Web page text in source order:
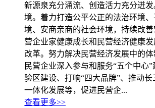
新源泉充分涌流、创造活力充分迸
境。着力打造公平公正的法治环境
境、安商亲商的社会环境，持续改
营企业家健康成长和民营经济健康
改革。努力解决民营经济发展中的
民营企业深入参与和服务“五个中心
验区建设、打响“四大品牌”、推动
一体化发展等，促进民营企...
查看更多>>